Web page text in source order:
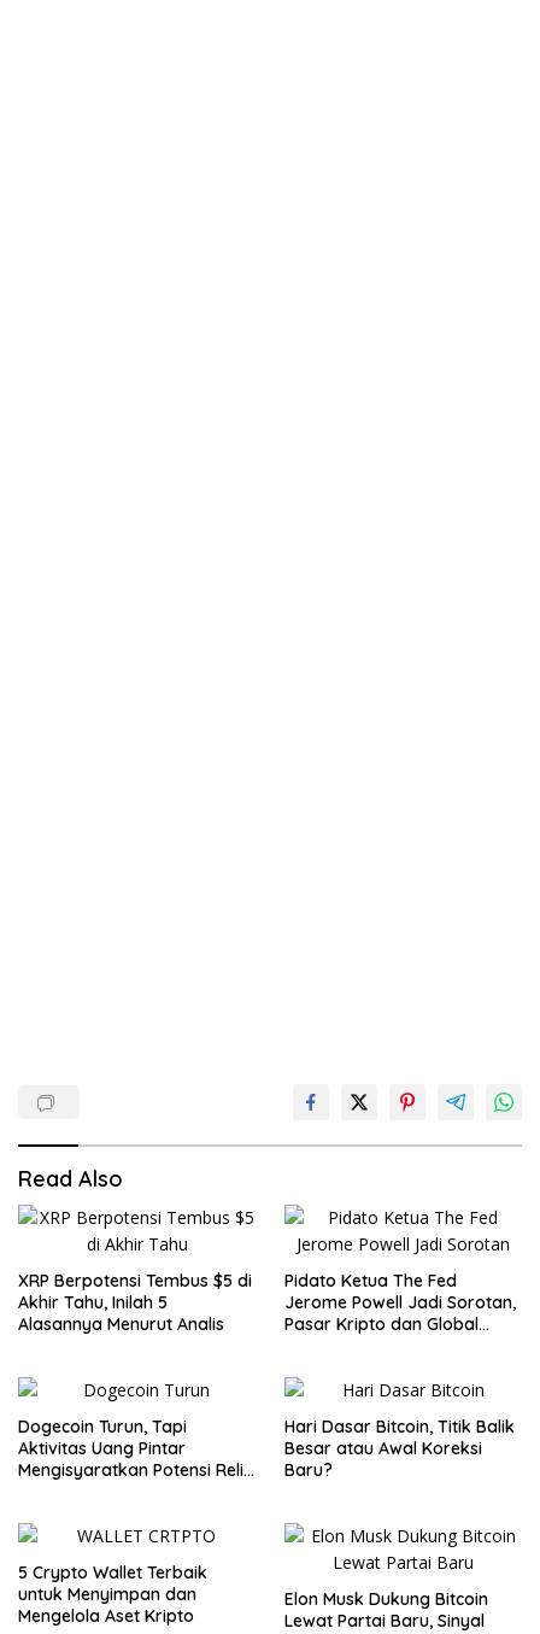
Read Also
XRP Berpotensi Tembus $5 di
Akhir Tahu, Inilah 5
Alasannya Menurut Analis
Pidato Ketua The Fed
Jerome Powell Jadi Sorotan,
Pasar Kripto dan Global
Dogecoin Turun, Tapi
Aktivitas Uang Pintar
Mengisyaratkan Potensi Reli
Hari Dasar Bitcoin, Titik Balik
Besar atau Awal Koreksi
Baru?
5 Crypto Wallet Terbaik
untuk Menyimpan dan
Mengelola Aset Kripto
Elon Musk Dukung Bitcoin
Lewat Partai Baru, Sinyal